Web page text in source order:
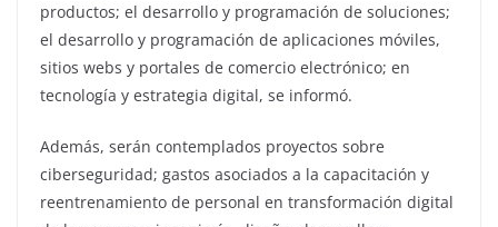
productos; el desarrollo y programación de soluciones;
el desarrollo y programación de aplicaciones móviles,
sitios webs y portales de comercio electrónico; en
tecnología y estrategia digital, se informó.
Además, serán contemplados proyectos sobre
ciberseguridad; gastos asociados a la capacitación y
reentrenamiento de personal en transformación digital